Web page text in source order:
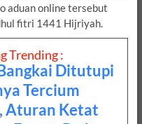
aduan online tersebut
fitri 1441 Hijriyah.
Trending :
Ditutupi
Tercium
Aturan Ketat